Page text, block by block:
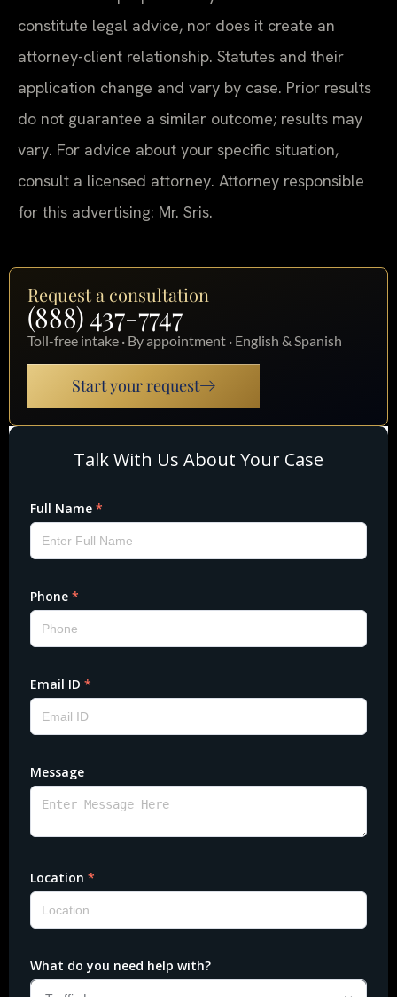
constitute legal advice, nor does it create an
attorney-client relationship. Statutes and their
application change and vary by case. Prior results
do not guarantee a similar outcome; results may
vary. For advice about your specific situation,
consult a licensed attorney. Attorney responsible
for this advertising: Mr. Sris.
Request a consultation
(888) 437-7747
Toll-free intake · By appointment · English & Spanish
Start your request